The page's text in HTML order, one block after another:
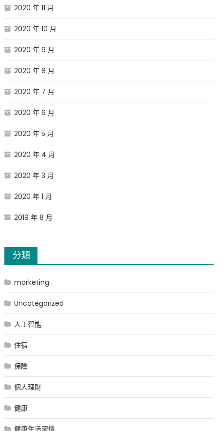
2020 年 11 月
2020 年 10 月
2020 年 9 月
2020 年 8 月
2020 年 7 月
2020 年 6 月
2020 年 5 月
2020 年 4 月
2020 年 3 月
2020 年 1 月
2019 年 8 月
分類
marketing
Uncategorized
人工智能
住宿
保險
個人理財
健康